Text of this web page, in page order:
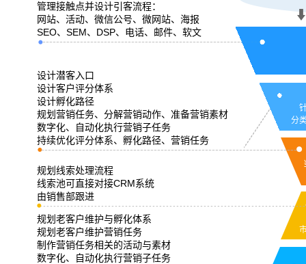
管理接触点并设计引客流程：
网站、活动、微信公号、微网站、海报
SEO、SEM、DSP、电话、邮件、软文
设计潜客入口
设计客户评分体系
设计孵化路径
规划营销任务、分解营销动作、准备营销素材
数字化、自动化执行营销子任务
持续优化评分体系、孵化路径、营销任务
规划线索处理流程
线索池可直接对接CRM系统
由销售部跟进
规划老客户维护与孵化体系
规划老客户维护营销任务
制作营销任务相关的活动与素材
数字化、自动化执行营销子任务
分